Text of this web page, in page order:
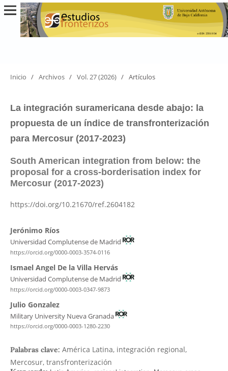
Inicio / Archivos / Vol. 27 (2026) / Artículos
La integración suramericana desde abajo: la
propuesta de un índice de transfronterización
para Mercosur (2017-2023)
South American integration from below: the
proposal for a cross-borderisation index for
Mercosur (2017-2023)
https://doi.org/10.21670/ref.2604182
Jerónimo Ríos
Universidad Complutense de Madrid
https://orcid.org/0000-0003-3574-0116
Ismael Angel De la Villa Hervás
Universidad Complutense de Madrid
https://orcid.org/0000-0003-0347-9873
Julio Gonzalez
Military University Nueva Granada
https://orcid.org/0000-0003-1280-2230
Palabras clave: América Latina, integración regional,
Mercosur, transfronterización